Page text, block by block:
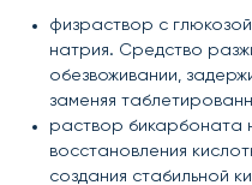
физраствор с
натрия. Средство
обезвоживании,
заменяя
раствор бикарбоната
восстановления
создания стабильной